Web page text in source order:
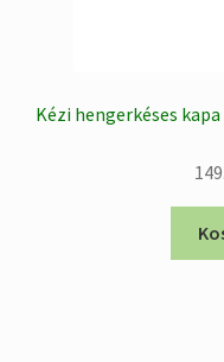
Kézi hengerkéses